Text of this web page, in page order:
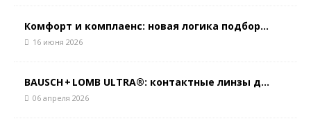
Комфорт и комплаенс: новая логика подбор...
16 июня 2026
BAUSCH + LOMB ULTRA®: контактные линзы д...
06 апреля 2026